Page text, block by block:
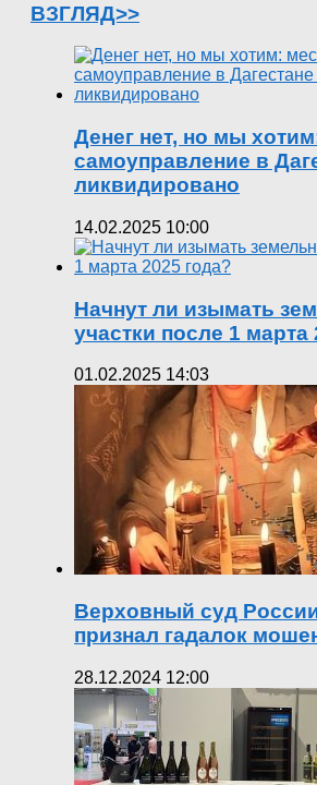
ВЗГЛЯД>>
Денег нет, но мы
самоуправление в
ликвидировано
14.02.2025 10:00
Начнут ли изымать
участки после 1 марта
01.02.2025 14:03
Верховный суд
признал гадалок
28.12.2024 12:00